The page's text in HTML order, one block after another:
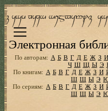
Электронная
По авторам: А Б В Г Д Е Ж З И
Ч Ш Щ Ы Э
По книгам: А Б В Г Д Е Ж З И
Ш Щ Ы Э
По сериям: А Б В Г Д Е Ж З И
Ш Щ Ы Э